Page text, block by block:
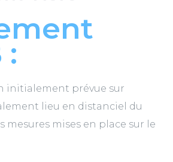
:
initialement prévue sur
lieu en distanciel du
mesures mises en place sur le